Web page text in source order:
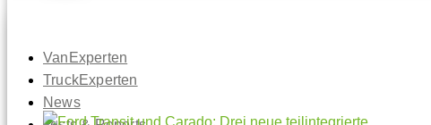
VanExperten
TruckExperten
News